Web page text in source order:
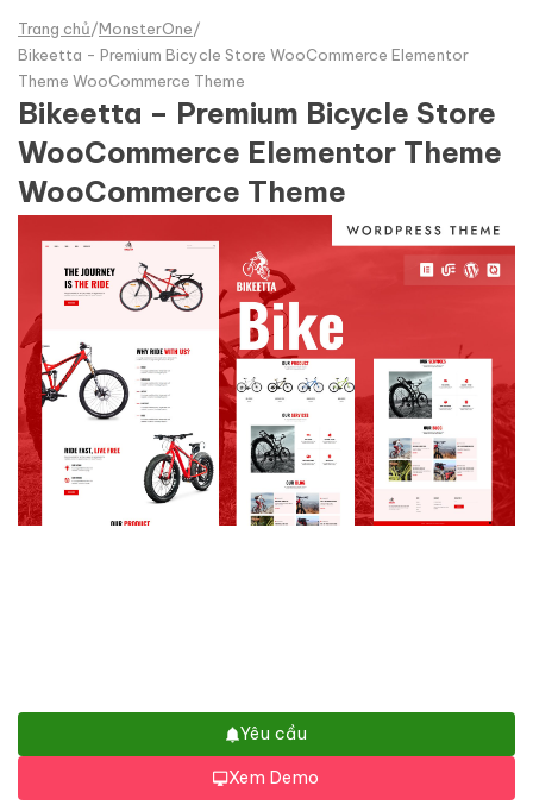
Trang chủ/MonsterOne/
Bikeetta - Premium Bicycle Store WooCommerce Elementor
Theme WooCommerce Theme
Bikeetta – Premium Bicycle Store
WooCommerce Elementor Theme
WooCommerce Theme
Yêu cầu
Xem Demo